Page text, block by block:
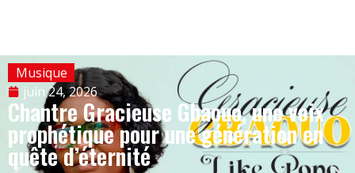
Musique
juin 24, 2026
Chantre Gracieuse Gbaouo, une voix
prophétique pour une génération en
quête d’éternité